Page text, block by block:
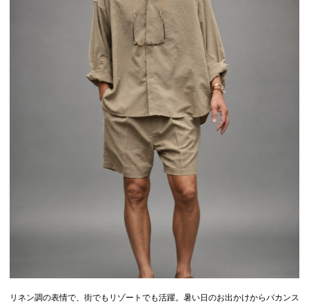
リネン調の表情で、街でもリゾートでも活躍。暑い日のお出かけからバカンス